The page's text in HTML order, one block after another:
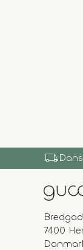
local_shipping
7400